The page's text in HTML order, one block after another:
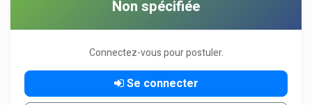
Non spécifiée
Connectez-vous pour postuler.
Se connecter